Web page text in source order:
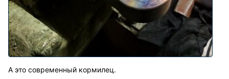
А это современный кормилец.